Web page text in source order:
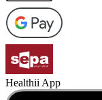
Healthii App